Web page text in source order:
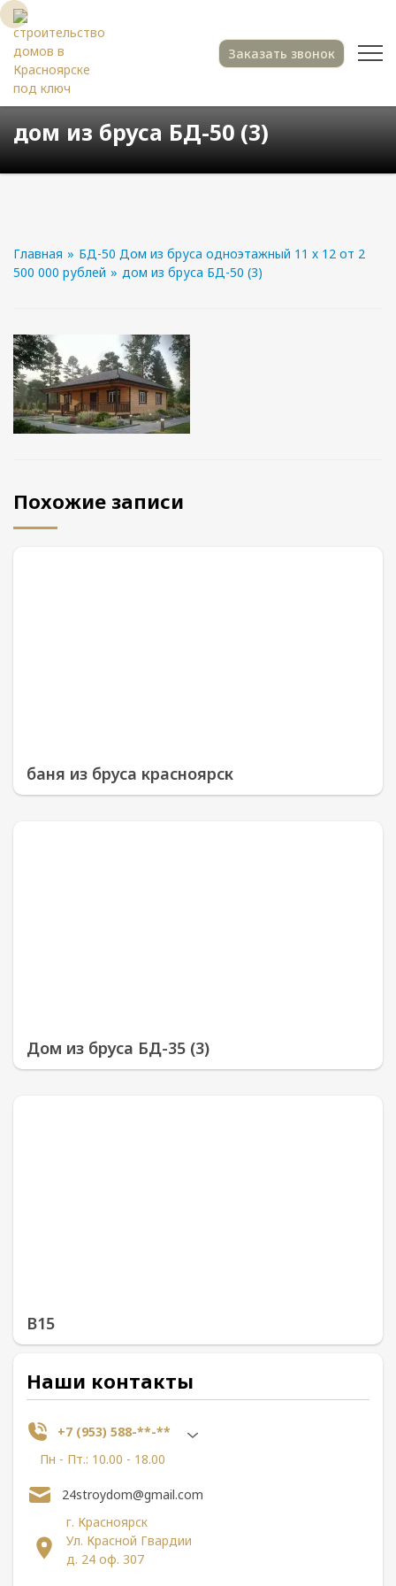
Заказать звонок
дом из бруса БД-50 (3)
Главная » БД-50 Дом из бруса одноэтажный 11 х 12 от 2
500 000 рублей » дом из бруса БД-50 (3)
Похожие записи
баня из бруса красноярск
Дом из бруса БД-35 (3)
В15
Наши контакты
+7 (953) 588-**-**
Пн - Пт.: 10.00 - 18.00
г. Красноярск
Ул. Красной Гвардии
д. 24 оф. 307
24stroydom@gmail.com